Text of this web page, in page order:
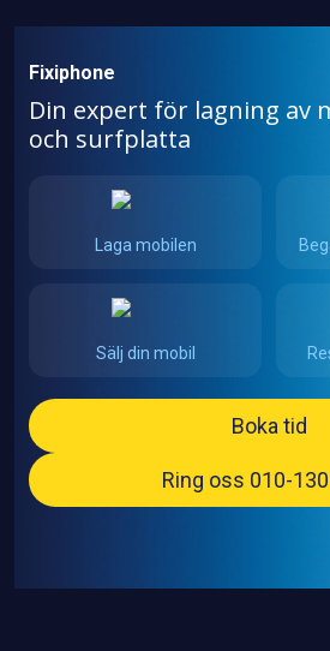
Fixiphone
Din expert för lagning av
och surfplatta
Laga mobilen
Sälj din mobil
Boka tid
Ring oss 010-